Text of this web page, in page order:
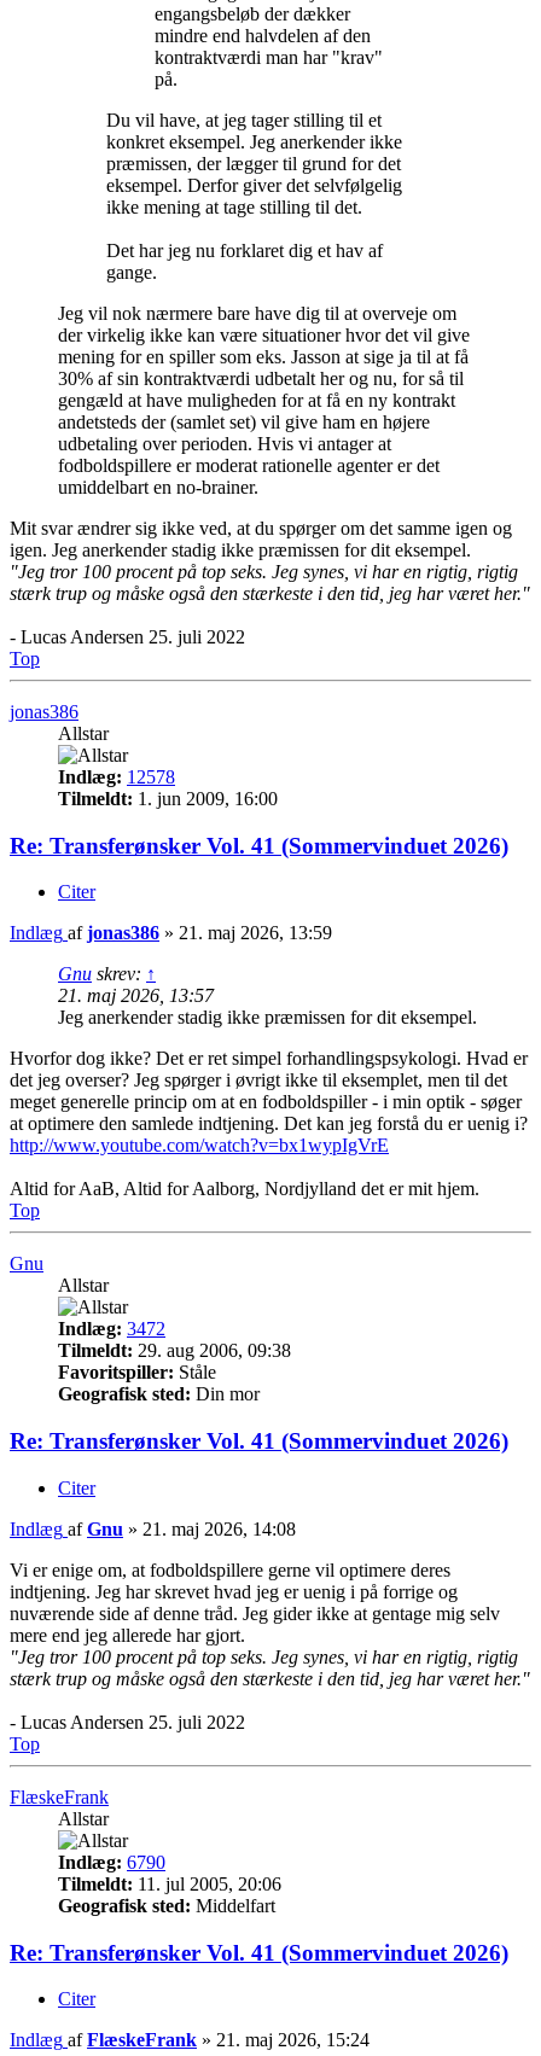
engangsbeløb der dækker
mindre end halvdelen af den
kontraktværdi man har "krav"
på.
Du vil have, at jeg tager stilling til et
konkret eksempel. Jeg anerkender ikke
præmissen, der lægger til grund for det
eksempel. Derfor giver det selvfølgelig
ikke mening at tage stilling til det.
Det har jeg nu forklaret dig et hav af
gange.
Jeg vil nok nærmere bare have dig til at overveje om
der virkelig ikke kan være situationer hvor det vil give
mening for en spiller som eks. Jasson at sige ja til at få
30% af sin kontraktværdi udbetalt her og nu, for så til
gengæld at have muligheden for at få en ny kontrakt
andetsteds der (samlet set) vil give ham en højere
udbetaling over perioden. Hvis vi antager at
fodboldspillere er moderat rationelle agenter er det
umiddelbart en no-brainer.
Mit svar ændrer sig ikke ved, at du spørger om det samme igen og
igen. Jeg anerkender stadig ikke præmissen for dit eksempel.
"Jeg tror 100 procent på top seks. Jeg synes, vi har en rigtig, rigtig
stærk trup og måske også den stærkeste i den tid, jeg har været her."
- Lucas Andersen 25. juli 2022
Top
jonas386
Allstar
Indlæg: 12578
Tilmeldt: 1. jun 2009, 16:00
Re: Transferønsker Vol. 41 (Sommervinduet 2026)
Citer
Indlæg afjonas386 » 21. maj 2026, 13:59
Gnu skrev: ↑
21. maj 2026, 13:57
Jeg anerkender stadig ikke præmissen for dit eksempel.
Hvorfor dog ikke? Det er ret simpel forhandlingspsykologi. Hvad er
det jeg overser? Jeg spørger i øvrigt ikke til eksemplet, men til det
meget generelle princip om at en fodboldspiller - i min optik - søger
at optimere den samlede indtjening. Det kan jeg forstå du er uenig i?
http://www.youtube.com/watch?v=bx1wypIgVrE
Altid for AaB, Altid for Aalborg, Nordjylland det er mit hjem.
Top
Gnu
Allstar
Indlæg: 3472
Tilmeldt: 29. aug 2006, 09:38
Favoritspiller: Ståle
Geografisk sted: Din mor
Re: Transferønsker Vol. 41 (Sommervinduet 2026)
Citer
Indlæg afGnu » 21. maj 2026, 14:08
Vi er enige om, at fodboldspillere gerne vil optimere deres
indtjening. Jeg har skrevet hvad jeg er uenig i på forrige og
nuværende side af denne tråd. Jeg gider ikke at gentage mig selv
mere end jeg allerede har gjort.
"Jeg tror 100 procent på top seks. Jeg synes, vi har en rigtig, rigtig
stærk trup og måske også den stærkeste i den tid, jeg har været her."
- Lucas Andersen 25. juli 2022
Top
FlæskeFrank
Allstar
Indlæg: 6790
Tilmeldt: 11. jul 2005, 20:06
Geografisk sted: Middelfart
Re: Transferønsker Vol. 41 (Sommervinduet 2026)
Citer
Indlæg afFlæskeFrank » 21. maj 2026, 15:24